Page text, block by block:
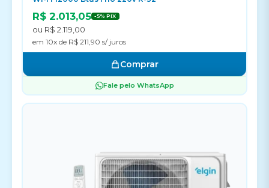
R$ 2.013,05 -5% PIX
ou R$ 2.119,00
em 10x de R$ 211,90 s/ juros
Comprar
Fale pelo WhatsApp